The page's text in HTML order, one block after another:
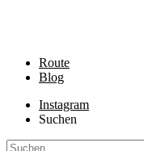
Route
Blog
Instagram
Suchen